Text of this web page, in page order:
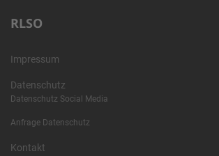
RLSO
Impressum
Datenschutz
Datenschutz Social Media
Anfrage Datenschutz
Kontakt